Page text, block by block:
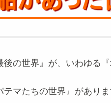
後の世界』が、いわゆる『
マたちの世界』がありま